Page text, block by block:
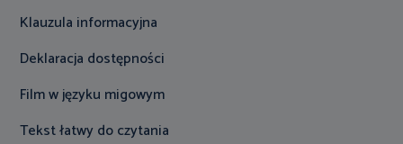
Klauzula informacyjna
Deklaracja dostępności
Film w języku migowym
Tekst łatwy do czytania